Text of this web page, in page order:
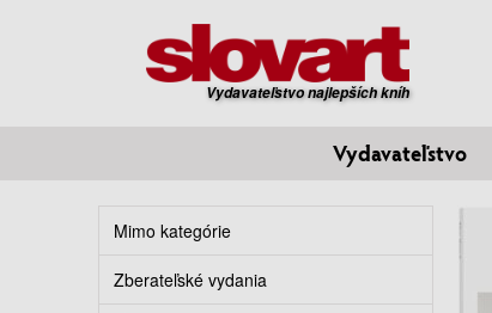
Vydavateľstvo najlepších kníh
Vydavateľstvo
Mimo kategórie
Zberateľské vydania